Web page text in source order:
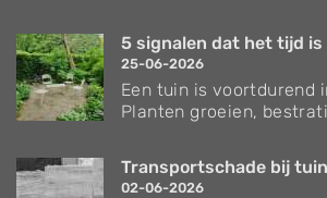
5 signalen dat het tijd is
25-06-2026
Een tuin is voortdurend
Planten groeien,
Transportschade bij
02-06-2026